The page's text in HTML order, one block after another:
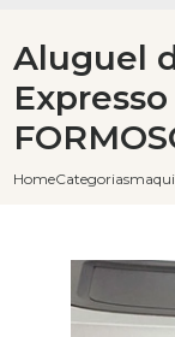
HomeCategorias
Aluguel